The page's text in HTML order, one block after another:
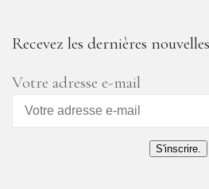
Recevez les dernières
Votre adresse e-mail
S'inscrire.